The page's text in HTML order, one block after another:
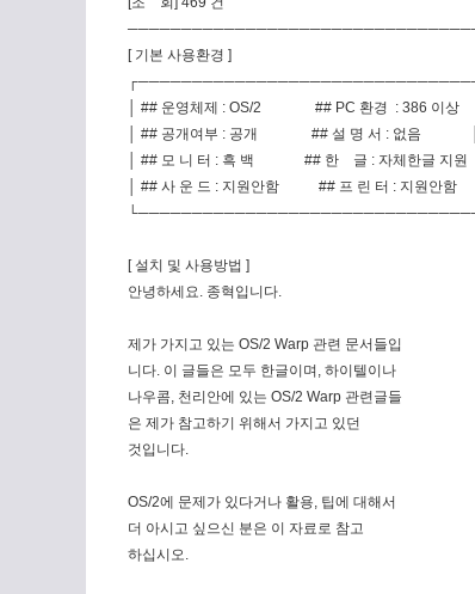
[ 기본 사용환경 ]
│ ## 운영체제 : OS/2 ## PC 환경 : 386 이
│ ## 공개여부 : 공개 ## 설 명 서 : 없음 │
│ ## 모 니 터 : 흑 백 ## 한 글 : 자체한글 지
│ ## 사 운 드 : 지원안함 ## 프 린 터 : 지원안
[ 설치 및 사용방법 ]
안녕하세요. 종혁입니다.
제가 가지고 있는 OS/2 Warp 관련 문서들입
니다. 이 글들은 모두 한글이며, 하이텔이나
나우콤, 천리안에 있는 OS/2 Warp 관련글들
은 제가 참고하기 위해서 가지고 있던
것입니다.
OS/2에 문제가 있다거나 활용, 팁에 대해서
더 아시고 싶으신 분은 이 자료로 참고
하십시오.